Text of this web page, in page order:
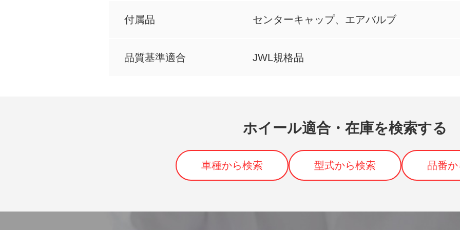
付属品 センターキャップ、エアバルブ
品質基準適合 JWL規格品
ホイール適合・在庫を検索する
車種から検索 型式から検索 品番